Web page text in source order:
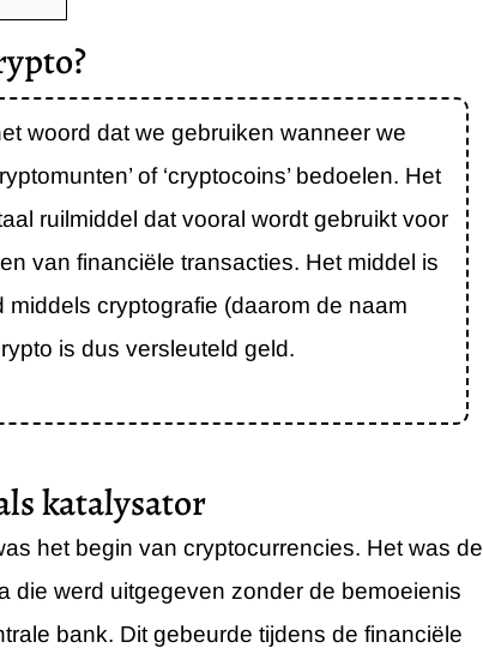
woord dat we gebruiken wanneer we
of ‘cryptocoins’ bedoelen. Het
ruilmiddel dat vooral wordt gebruikt voor
van financiële transacties. Het middel is
middels cryptografie (daarom de naam
is dus versleuteld geld.
katalysator
het begin van cryptocurrencies. Het was de
die werd uitgegeven zonder de bemoeienis
bank. Dit gebeurde tijdens de financiële